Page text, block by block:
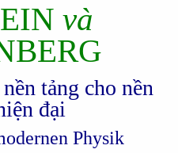
và
tảng cho nền
đại
Physik